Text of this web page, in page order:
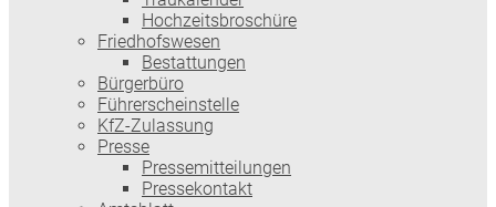
Hochzeitsbroschüre
Friedhofswesen
Bestattungen
Bürgerbüro
Führerscheinstelle
KfZ-Zulassung
Presse
Pressemitteilungen
Pressekontakt